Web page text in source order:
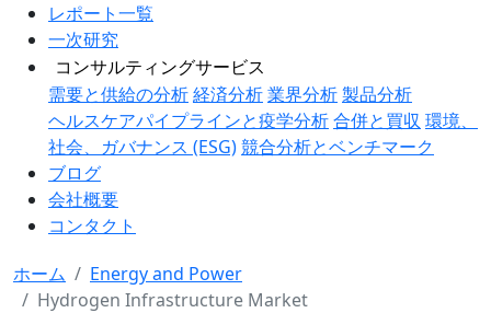
レポート一覧
一次研究
コンサルティングサービス
需要と供給の分析経済分析業界分析製品分析
ヘルスケアパイプラインと疫学分析合併と買収 環境、
社会、ガバナンス (ESG)競合分析とベンチマーク
ブログ
会社概要
コンタクト
ホーム
Energy and Power
Hydrogen Infrastructure Market